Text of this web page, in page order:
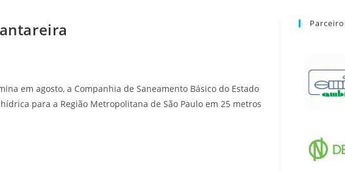
em agosto, a Companhia de Saneamento Básico do Estado
para a Região Metropolitana de São Paulo em 25 metros